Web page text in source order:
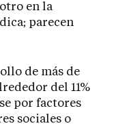
en la
parecen
de más de
del 11%
por factores
sociales o